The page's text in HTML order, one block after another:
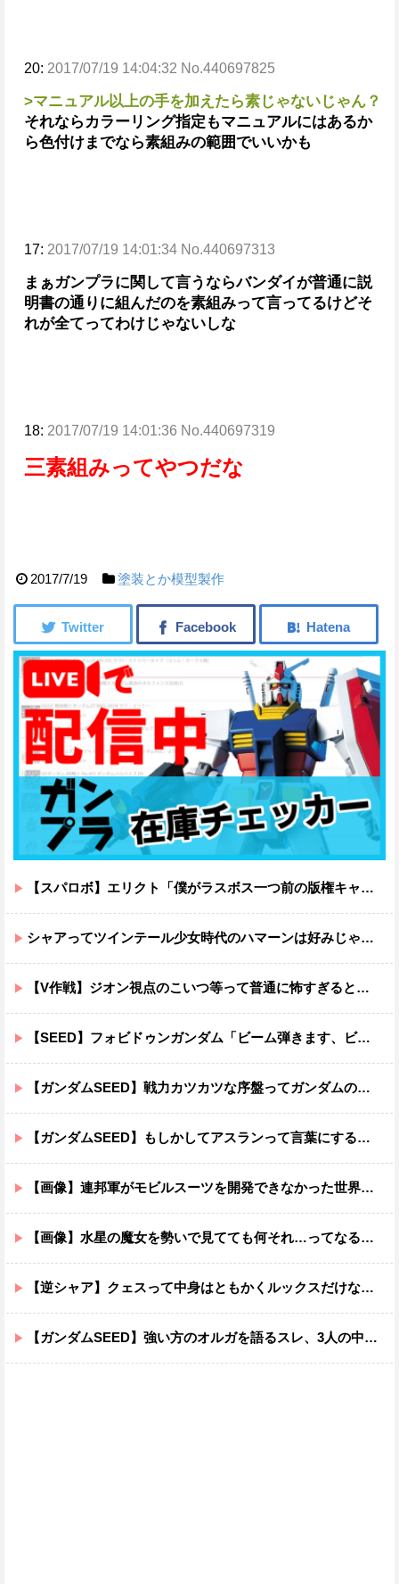
20: 2017/07/19 14:04:32 No.440697825
>マニュアル以上の手を加えたら素じゃないじゃん？
それならカラーリング指定もマニュアルにはあるか
ら色付けまでなら素組みの範囲でいいかも
17: 2017/07/19 14:01:34 No.440697313
まぁガンプラに関して言うならバンダイが普通に説
明書の通りに組んだのを素組みって言ってるけどそ
れが全てってわけじゃないしな
18: 2017/07/19 14:01:36 No.440697319
三素組みってやつだな
2017/7/19 塗装とか模型製作
【スパロボ】エリクト「僕がラスボス一つ前の版権キャラ最後の敵ってちょっと荷が重すぎない？」
シャアってツインテール少女時代のハマーンは好みじゃなかったの？
【V作戦】ジオン視点のこいつ等って普通に怖すぎると思う…
【SEED】フォビドゥンガンダム「ビーム弾きます、ビーム曲げられます、空飛びます」←二世代目でこれ出来るのおかしいだろ
【ガンダムSEED】戦力カツカツな序盤ってガンダムの中だと割と珍しい気がする
【ガンダムSEED】もしかしてアスランって言葉にするのが下手なだけでめっちゃいい人なのでは？
【画像】連邦軍がモビルスーツを開発できなかった世界線のガンダムｗｗｗｗｗｗｗ
【画像】水星の魔女を勢いで見てても何それ…ってなる部分ｗｗｗｗｗｗｗｗ
【逆シャア】クェスって中身はともかくルックスだけなら最高だな
【ガンダムSEED】強い方のオルガを語るスレ、3人の中でも強化は一番されてない方